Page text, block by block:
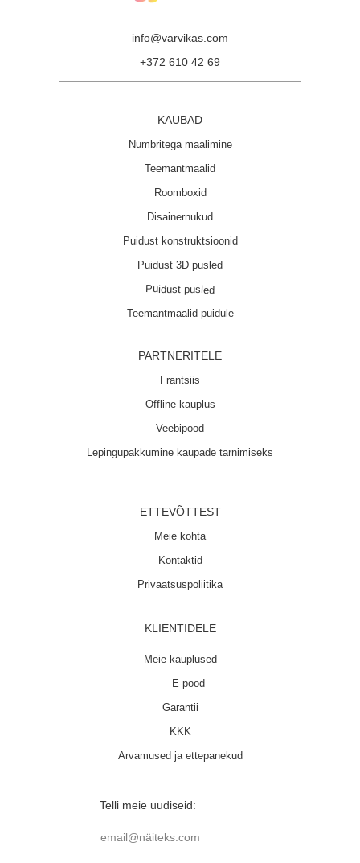
info@varvikas.com
Lepingupakkumine kaupade tarnimiseks
Veebipood
Offline kauplus
Frantsiis
PARTNERITELE
Kontaktid
Privaatsuspoliitika
Meie kohta
ETTEVÕTTEST
Telli meie uudiseid:
email@näiteks.com
+372 610 42 69
KLIENTIDELE
Meie kauplused
Arvamused ja ettepanekud
KKK
Garantii
Puidust konstruktsioonid
Disainernukud
Roomboxid
Puidust 3D pusled
Teemantmaalid
Numbritega maalimine
KAUBAD
Puidust pusled
Teemantmaalid puidule
E-pood